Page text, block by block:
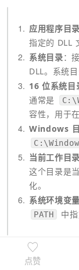
1 应用程序目录
指定的 DLL
2 系统目录：
DLL。系统
3 16 位系统目
通常是
容性，用于
4 Windows
5 当前工作目录
这个目录是
化。
6 系统环境变
PATH 中
举例：
例如，假设有
点赞